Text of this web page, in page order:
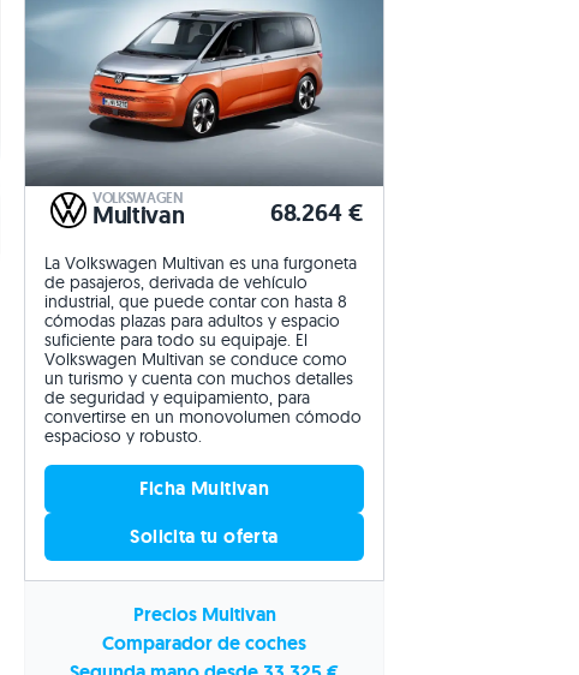
VOLKSWAGEN
Multivan 68.264 €
La Volkswagen Multivan es una furgoneta
de pasajeros, derivada de vehículo
industrial, que puede contar con hasta 8
cómodas plazas para adultos y espacio
suficiente para todo su equipaje. El
Volkswagen Multivan se conduce como
un turismo y cuenta con muchos detalles
de seguridad y equipamiento, para
convertirse en un monovolumen cómodo
espacioso y robusto.
Ficha Multivan
Solicita tu oferta
Precios Multivan
Comparador de coches